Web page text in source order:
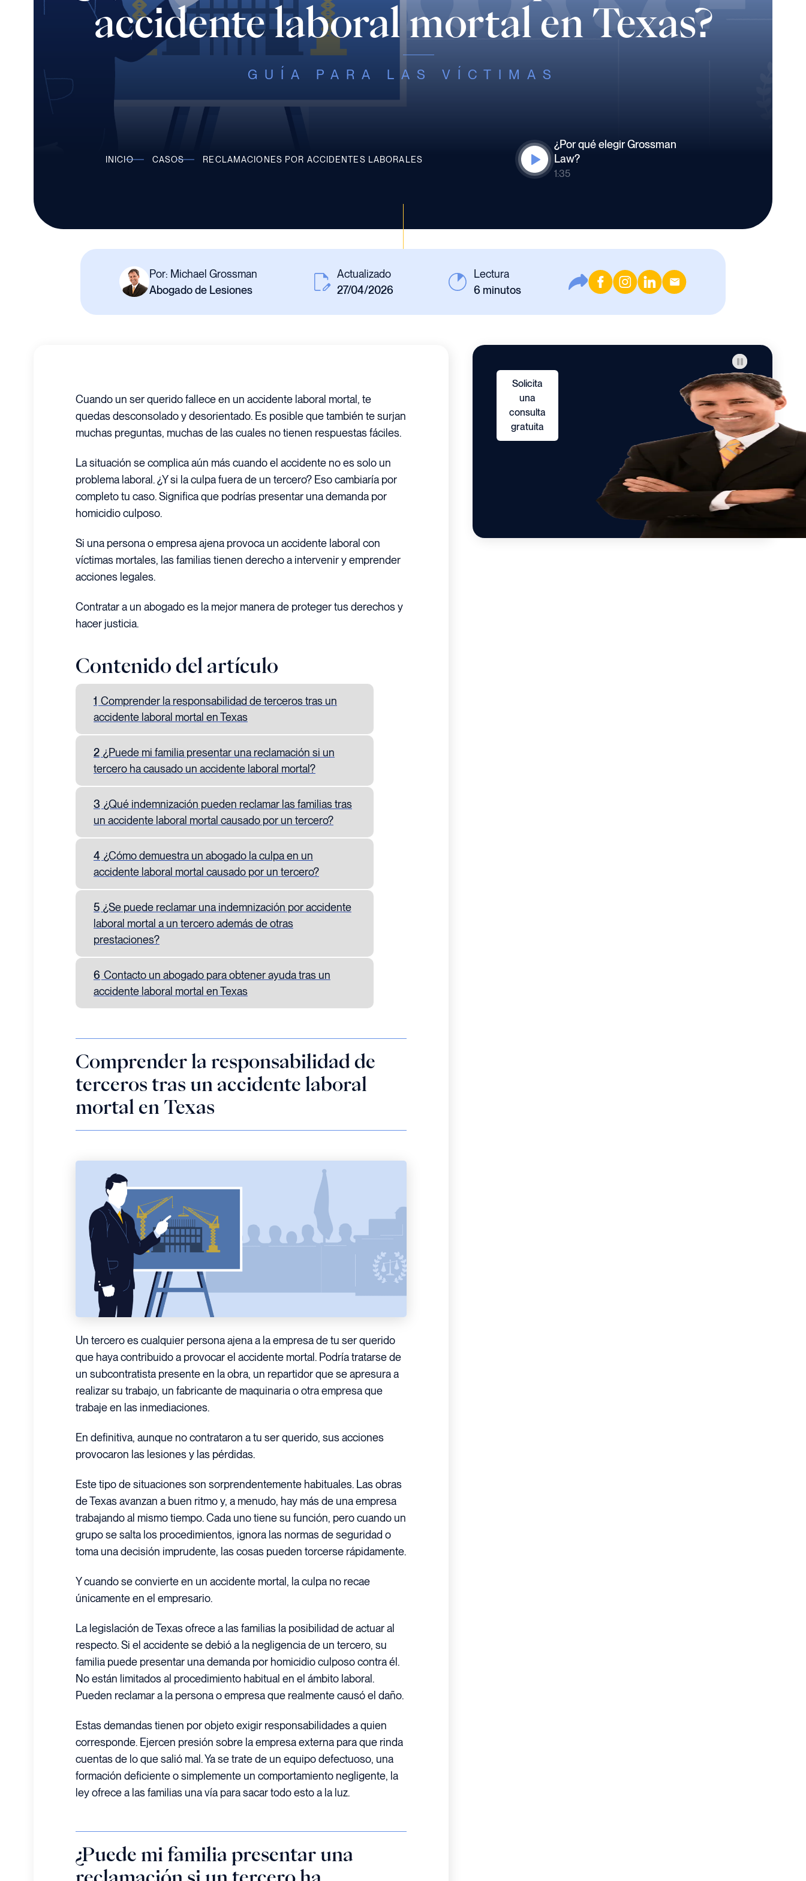
accidente laboral mortal en Texas?
GUÍA PARA LAS VÍCTIMAS
INICIO CASOS RECLAMACIONES POR ACCIDENTES LABORALES
¿Por qué elegir Grossman
Law?
1:35
Por: Michael Grossman
Abogado de Lesiones
Actualizado
27/04/2026
Lectura
6 minutos
Cuando un ser querido fallece en un accidente laboral mortal, te
quedas desconsolado y desorientado. Es posible que también te surjan
muchas preguntas, muchas de las cuales no tienen respuestas fáciles.
La situación se complica aún más cuando el accidente no es solo un
problema laboral. ¿Y si la culpa fuera de un tercero? Eso cambiaría por
completo tu caso. Significa que podrías presentar una demanda por
homicidio culposo.
Si una persona o empresa ajena provoca un accidente laboral con
víctimas mortales, las familias tienen derecho a intervenir y emprender
acciones legales.
Contratar a un abogado es la mejor manera de proteger tus derechos y
hacer justicia.
Contenido del artículo
1 Comprender la responsabilidad de terceros tras un
accidente laboral mortal en Texas
2 ¿Puede mi familia presentar una reclamación si un
tercero ha causado un accidente laboral mortal?
3 ¿Qué indemnización pueden reclamar las familias tras
un accidente laboral mortal causado por un tercero?
4 ¿Cómo demuestra un abogado la culpa en un
accidente laboral mortal causado por un tercero?
5 ¿Se puede reclamar una indemnización por accidente
laboral mortal a un tercero además de otras
prestaciones?
6 Contacto un abogado para obtener ayuda tras un
accidente laboral mortal en Texas
Comprender la responsabilidad de
terceros tras un accidente laboral
mortal en Texas
Un tercero es cualquier persona ajena a la empresa de tu ser querido
que haya contribuido a provocar el accidente mortal. Podría tratarse de
un subcontratista presente en la obra, un repartidor que se apresura a
realizar su trabajo, un fabricante de maquinaria o otra empresa que
trabaje en las inmediaciones.
En definitiva, aunque no contrataron a tu ser querido, sus acciones
provocaron las lesiones y las pérdidas.
Este tipo de situaciones son sorprendentemente habituales. Las obras
de Texas avanzan a buen ritmo y, a menudo, hay más de una empresa
trabajando al mismo tiempo. Cada uno tiene su función, pero cuando un
grupo se salta los procedimientos, ignora las normas de seguridad o
toma una decisión imprudente, las cosas pueden torcerse rápidamente.
Y cuando se convierte en un accidente mortal, la culpa no recae
únicamente en el empresario.
La legislación de Texas ofrece a las familias la posibilidad de actuar al
respecto. Si el accidente se debió a la negligencia de un tercero, su
familia puede presentar una demanda por homicidio culposo contra él.
No están limitados al procedimiento habitual en el ámbito laboral.
Pueden reclamar a la persona o empresa que realmente causó el daño.
Estas demandas tienen por objeto exigir responsabilidades a quien
corresponde. Ejercen presión sobre la empresa externa para que rinda
cuentas de lo que salió mal. Ya se trate de un equipo defectuoso, una
formación deficiente o simplemente un comportamiento negligente, la
ley ofrece a las familias una vía para sacar todo esto a la luz.
¿Puede mi familia presentar una
reclamación si un tercero ha
Solicita
una
consulta
gratuita